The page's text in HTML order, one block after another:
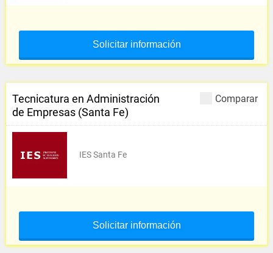
Solicitar información
Comparar
Tecnicatura en Administración
de Empresas (Santa Fe)
IES Santa Fe
Solicitar información